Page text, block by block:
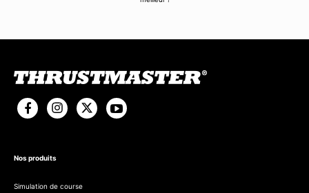
Nos produits
Simulation de course